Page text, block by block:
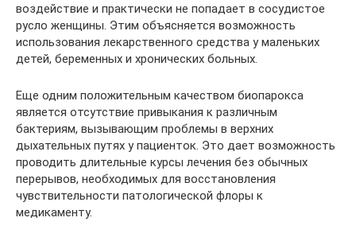
воздействие и практически не попадает в сосудистое
русло женщины. Этим объясняется возможность
использования лекарственного средства у маленьких
детей, беременных и хронических больных.
Еще одним положительным качеством биопарокса
является отсутствие привыкания к различным
бактериям, вызывающим проблемы в верхних
дыхательных путях у пациенток. Это дает возможность
проводить длительные курсы лечения без обычных
перерывов, необходимых для восстановления
чувствительности патологической флоры к
медикаменту.